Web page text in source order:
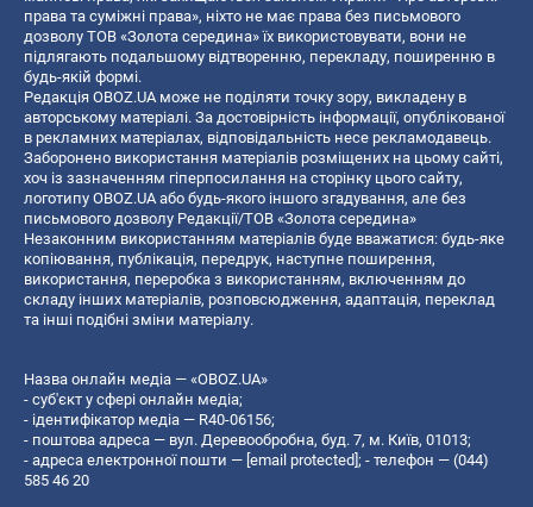
права та суміжні права», ніхто не має права без письмового
дозволу ТОВ «Золота середина» їх використовувати, вони не
підлягають подальшому відтворенню, перекладу, поширенню в
будь-якій формі.
Редакція OBOZ.UA може не поділяти точку зору, викладену в
авторському матеріалі. За достовірність інформації, опублікованої
в рекламних матеріалах, відповідальність несе рекламодавець.
Заборонено використання матеріалів розміщених на цьому сайті,
хоч із зазначенням гіперпосилання на сторінку цього сайту,
логотипу OBOZ.UA або будь-якого іншого згадування, але без
письмового дозволу Редакції/ТОВ «Золота середина»
Незаконним використанням матеріалів буде вважатися: будь-яке
копiювання, публiкацiя, передрук, наступне поширення,
використання, переробка з використанням, включенням до
складу інших матеріалів, розповсюдження, адаптація, переклад
та інші подібні зміни матеріалу.
Назва онлайн медіа — «OBOZ.UA»
- суб'єкт у сфері онлайн медіа;
- ідентифікатор медіа — R40-06156;
- поштова адреса — вул. Деревообробна, буд. 7, м. Київ, 01013;
- адреса електронної пошти — [email protected]; - телефон — (044)
585 46 20